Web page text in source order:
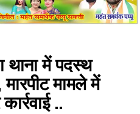
में पदस्थ
मारपीट मामले में
..